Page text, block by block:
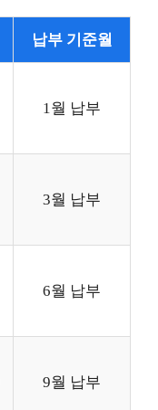
납부 기준월
1월 납부
3월 납부
6월 납부
9월 납부